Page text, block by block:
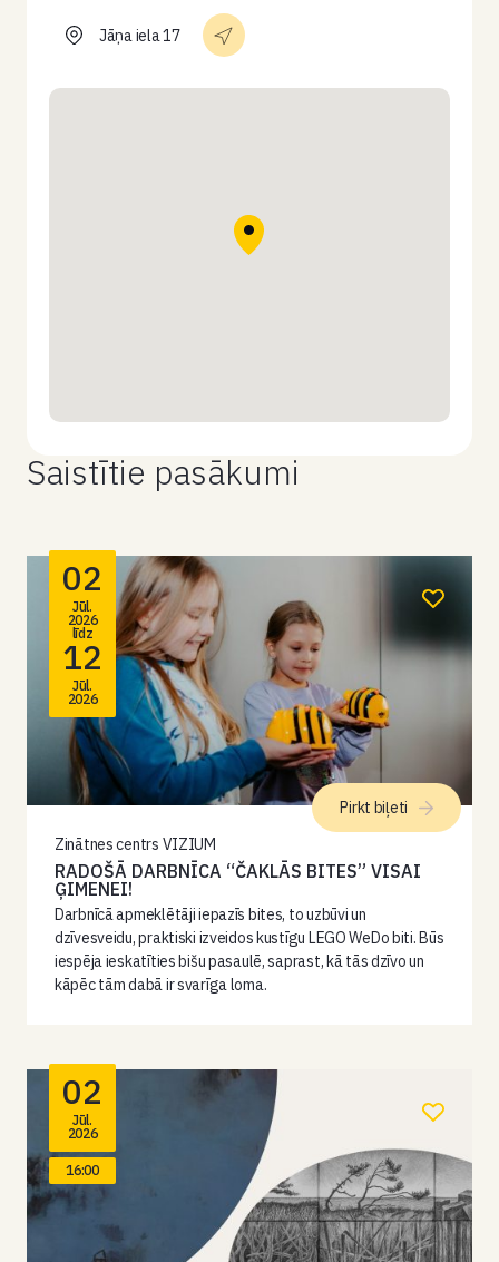
Jāņa iela 17
Saistītie pasākumi
02
Jūl.
2026
līdz
12
Jūl.
2026
Zinātnes centrs VIZIUM
RADOŠĀ DARBNĪCA “ČAKLĀS BITES” VISAI
ĢIMENEI!
Darbnīcā apmeklētāji iepazīs bites, to uzbūvi un
dzīvesveidu, praktiski izveidos kustīgu LEGO WeDo biti. Būs
iespēja ieskatīties bišu pasaulē, saprast, kā tās dzīvo un
kāpēc tām dabā ir svarīga loma.
Pirkt biļeti
02
Jūl.
2026
16:00